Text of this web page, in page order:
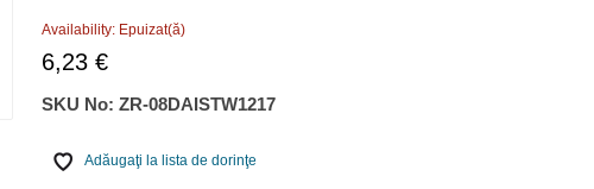
Availability: Epuizat(ă)
6,23 €
SKU No:ZR-08DAISTW1217
Adăugaţi la lista de dorinţe